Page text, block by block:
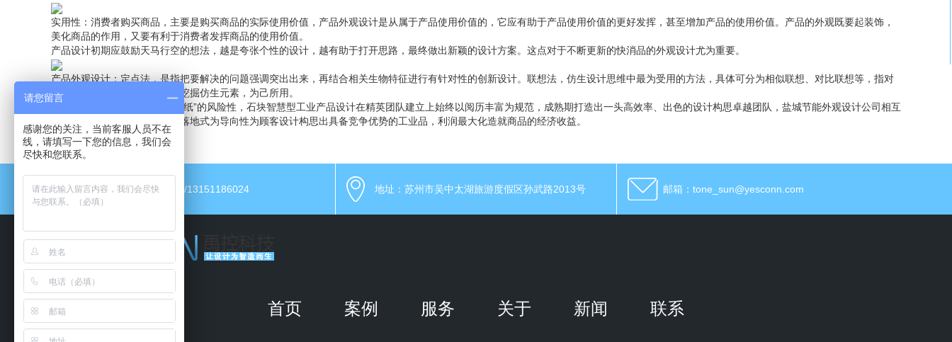
实用性：消费者购买商品，主要是购买商品的实际使用价值，产品外观设计是从属于产品使用价值的，它应有助于产品使用价值的更好发挥，甚至增加产品的使用价值。产品的外观既要起装饰，
美化商品的作用，又要有利于消费者发挥商品的使用价值。
产品设计初期应鼓励天马行空的想法，越是夸张个性的设计，越有助于打开思路，最终做出新颖的设计方案。这点对于不断更新的快消品的外观设计尤为重要。
产品外观设计：定点法，是指把要解决的问题强调突出出来，再结合相关生物特征进行有针对性的创新设计。联想法，仿生设计思维中最为受用的方法，具体可分为相似联想、对比联想等，指对
仿生对象展开丰富的想象力，挖掘仿生元素，为己所用。
以便避开工业设计师总是“画图纸”的风险性，石块智慧型工业产品设计在精英团队建立上始终以阅历丰富为规范，成熟期打造出一头高效率、出色的设计构思卓越团队，盐城节能外观设计公司相互
以商品艺术创意为关键、商品落地式为导向性为顾客设计构思出具备竞争优势的工业品，利润最大化造就商品的经济收益。
电话：13151186024/13151186024 地址：苏州市吴中太湖旅游度假区孙武路2013号 邮箱：tone_sun@yesconn.com
首页 案例 服务 关于 新闻 联系
请您留言
感谢您的关注，当前客服人员不在
线，请填写一下您的信息，我们会
尽快和您联系。